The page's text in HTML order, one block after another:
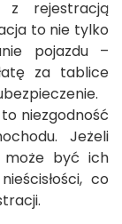
z rejestracją
to nie tylko
pojazdu –
za tablice
niezgodność
Jeżeli
może być ich
co